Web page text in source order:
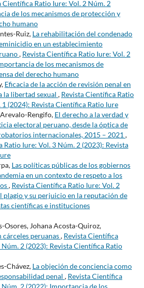
Científica Ratio Iure: Vol. 2 Núm. 2
de los mecanismos de protección y
humano
Ruiz, La rehabilitación del condenado
en un establecimiento
, Revista Científica Ratio Iure: Vol. 2
de los mecanismos de
del derecho humano
Eficacia de la acción de revisión penal en
la libertad sexual , Revista Científica Ratio
1 (2024): Revista Científica Ratio Iure
Rengifo, El derecho a la verdad y
electoral peruano, desde la óptica de
internacionales, 2015 – 2021 ,
Ratio Iure: Vol. 3 Núm. 2 (2023): Revista
Las políticas públicas de los gobiernos
en un contexto de respeto a los
, Revista Científica Ratio Iure: Vol. 2
plagio y su perjuicio en la reputación de
científicas e instituciones
Osores, Johana Acosta-Quiroz,
peruanas, Revista Científica
2 (2023): Revista Científica Ratio
Chávez, La objeción de conciencia como
penal , Revista Científica
2 (2022): Importancia de los